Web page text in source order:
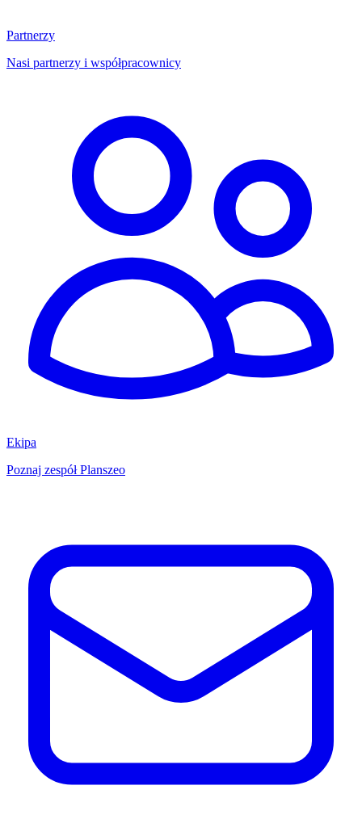
Partnerzy
Nasi partnerzy i współpracownicy
Ekipa
Poznaj zespół Planszeo